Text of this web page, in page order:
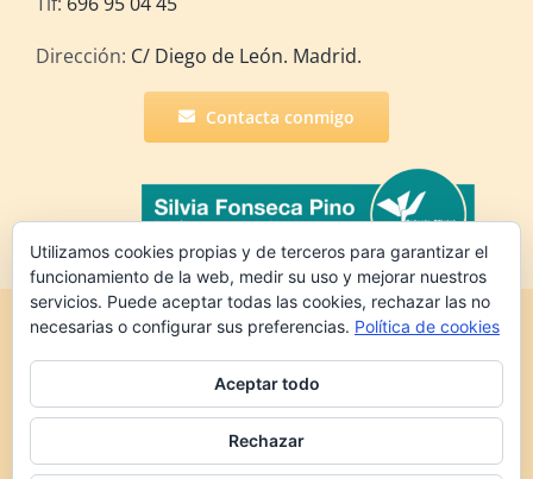
Dirección: C/ Diego de León. Madrid.
Contacta conmigo
Copyright 2022 Silvia Fonseca Pino | Todos los
derechos reservados |Política de
privacidad|Política de cookies
Utilizamos cookies propias y de terceros para garantizar el
funcionamiento de la web, medir su uso y mejorar nuestros
servicios. Puede aceptar todas las cookies, rechazar las no
necesarias o configurar sus preferencias. Política de cookies
Aceptar todo
Rechazar